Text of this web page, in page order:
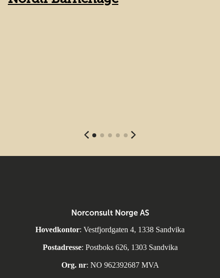
Norconsult Norge AS
Hovedkontor: Vestfjordgaten 4, 1338 Sandvika
Postadresse: Postboks 626, 1303 Sandvika
Org. nr: NO 962392687 MVA